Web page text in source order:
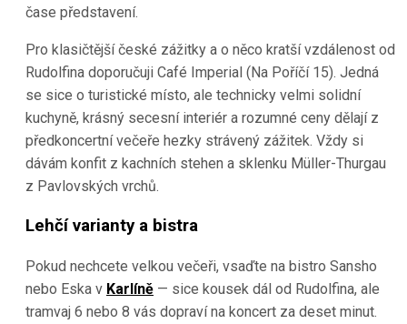
čase představení.
Pro klasičtější české zážitky a o něco kratší vzdálenost od
Rudolfina doporučuji Café Imperial (Na Poříčí 15). Jedná
se sice o turistické místo, ale technicky velmi solidní
kuchyně, krásný secesní interiér a rozumné ceny dělají z
předkoncertní večeře hezky strávený zážitek. Vždy si
dávám konfit z kachních stehen a sklenku Müller-Thurgau
z Pavlovských vrchů.
Lehčí varianty a bistra
Pokud nechcete velkou večeři, vsaďte na bistro Sansho
nebo Eska v Karlíně — sice kousek dál od Rudolfina, ale
tramvaj 6 nebo 8 vás dopraví na koncert za deset minut.